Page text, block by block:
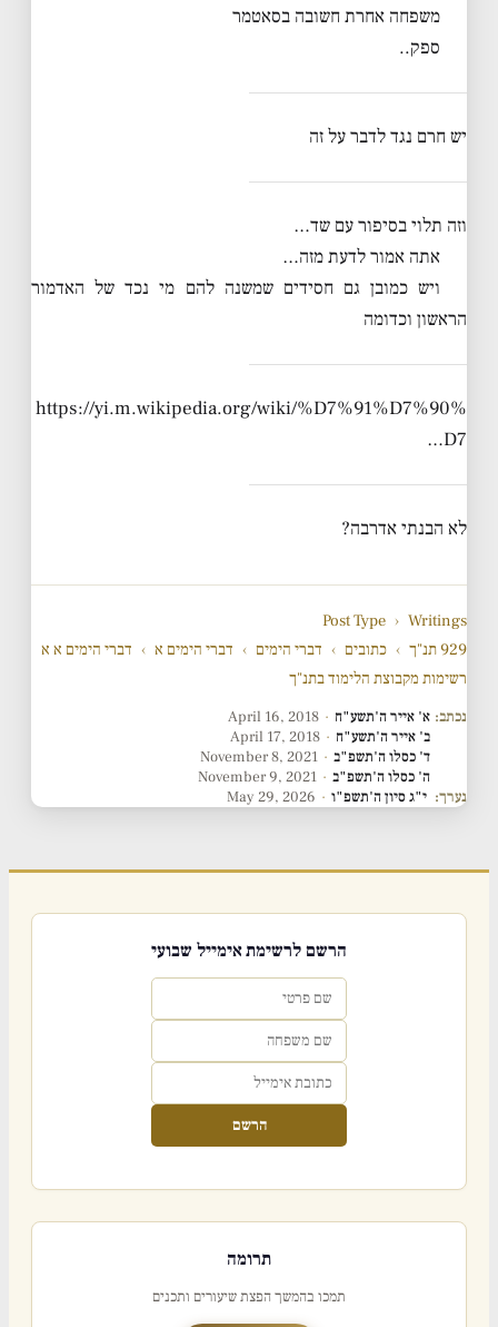
משפחה אחרת חשובה בסאטמר
ספק..
יש חרם נגד לדבר על זה
וזה תלוי בסיפור עם שד…
אתה אמור לדעת מזה…
ויש כמובן גם חסידים שמשנה להם מי נכד של האדמור
הראשון וכדומה
https://yi.m.wikipedia.org/wiki/%D7%91%D7%90%
D7…
לא הבנתי אדרבה?
Post Type › Writings
929 תנ"ך
› כתובים › דברי הימים › דברי הימים א › דברי הימים א א
רשימות מקבוצת הלימוד בתנ"ך
נכתב: א' אייר ה'תשע"ח ·
April 16, 2018
ב' אייר ה'תשע"ח ·
April 17, 2018
ד' כסלו ה'תשפ"ב ·
November 8, 2021
ה' כסלו ה'תשפ"ב ·
November 9, 2021
נערך: י"ג סיון ה'תשפ"ו ·
May 29, 2026
הרשם לרשימת אימייל שבועי
הרשם
תרומה
תמכו בהמשך הפצת שיעורים ותכנים